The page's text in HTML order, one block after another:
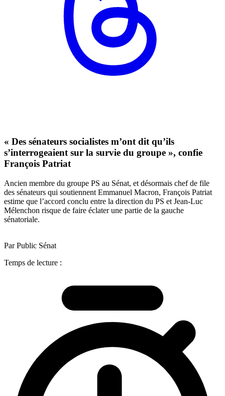
« Des sénateurs socialistes m’ont dit qu’ils
s’interrogeaient sur la survie du groupe », confie
François Patriat
Ancien membre du groupe PS au Sénat, et désormais chef de file
des sénateurs qui soutiennent Emmanuel Macron, François Patriat
estime que l’accord conclu entre la direction du PS et Jean-Luc
Mélenchon risque de faire éclater une partie de la gauche
sénatoriale.
Par Public Sénat
Temps de lecture :